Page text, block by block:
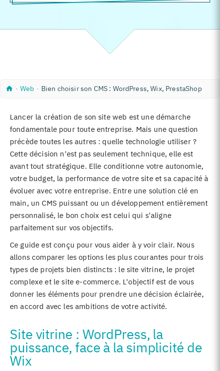
A
∙ W
Web ∙ Bien choisir son CMS : WordPress, Wix, PrestaShop
Lancer la création de son site web est une démarche
fondamentale pour toute entreprise. Mais une question
précède toutes les autres : quelle technologie utiliser ?
Cette décision n'est pas seulement technique, elle est
avant tout stratégique. Elle conditionne votre autonomie,
votre budget, la performance de votre site et sa capacité à
évoluer avec votre entreprise. Entre une solution clé en
main, un CMS puissant ou un développement entièrement
personnalisé, le bon choix est celui qui s'aligne
parfaitement sur vos objectifs.
Ce guide est conçu pour vous aider à y voir clair. Nous
allons comparer les options les plus courantes pour trois
types de projets bien distincts : le site vitrine, le projet
complexe et le site e-commerce. L'objectif est de vous
donner les éléments pour prendre une décision éclairée,
en accord avec les ambitions de votre activité.
Site vitrine : WordPress, la
puissance, face à la simplicité de
Wix